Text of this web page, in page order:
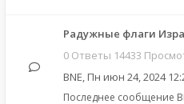
Радужные флаги
0 Ответы 14433
BNE, Пн июн 24, 2024
Последнее сообщение